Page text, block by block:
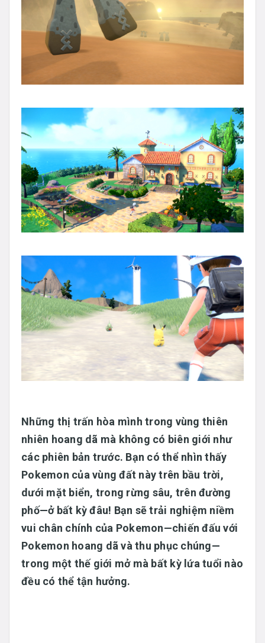
Những thị trấn hòa mình trong vùng thiên
nhiên hoang dã mà không có biên giới như
các phiên bản trước. Bạn có thể nhìn thấy
Pokemon của vùng đất này trên bầu trời,
dưới mặt biển, trong rừng sâu, trên đường
phố—ở bất kỳ đâu! Bạn sẽ trải nghiệm niềm
vui chân chính của Pokemon—chiến đấu với
Pokemon hoang dã và thu phục chúng—
trong một thế giới mở mà bất kỳ lứa tuổi nào
đều có thể tận hưởng.